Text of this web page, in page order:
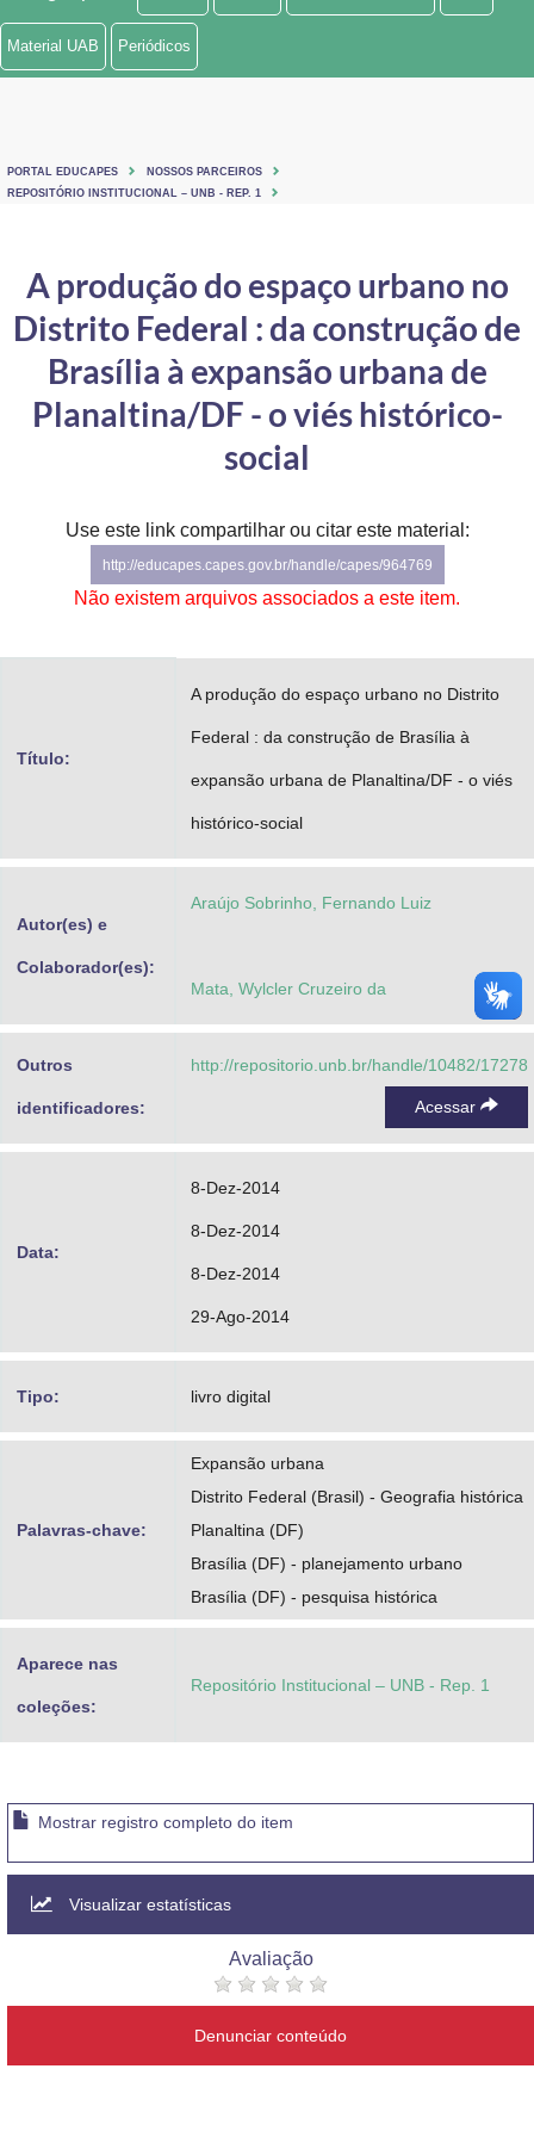
Ministério de Minas e Energia
Ministério do Turismo
Controladoria-Geral da União
Secretaria-Geral
Advocacia-Geral da União
Banco Central do Brasil
Planalto
Material UAB Periódicos
PORTAL EDUCAPES
NOSSOS PARCEIROS
REPOSITÓRIO INSTITUCIONAL – UNB - REP. 1
A produção do espaço urbano no
Distrito Federal : da construção de
Brasília à expansão urbana de
Planaltina/DF - o viés histórico-
social
Use este link compartilhar ou citar este material:
http://educapes.capes.gov.br/handle/capes/964769
Não existem arquivos associados a este item.
Título:
A produção do espaço urbano no Distrito
Federal : da construção de Brasília à
expansão urbana de Planaltina/DF - o viés
histórico-social
Autor(es) e
Colaborador(es):
Araújo Sobrinho, Fernando Luiz
Mata, Wylcler Cruzeiro da
Outros
identificadores:
http://repositorio.unb.br/handle/10482/17278
Acessar
Data:
8-Dez-2014
8-Dez-2014
8-Dez-2014
29-Ago-2014
Tipo: livro digital
Palavras-chave:
Expansão urbana
Distrito Federal (Brasil) - Geografia histórica
Planaltina (DF)
Brasília (DF) - planejamento urbano
Brasília (DF) - pesquisa histórica
Aparece nas
coleções:
Repositório Institucional – UNB - Rep. 1
Mostrar registro completo do item
Visualizar estatísticas
Avaliação
Denunciar conteúdo